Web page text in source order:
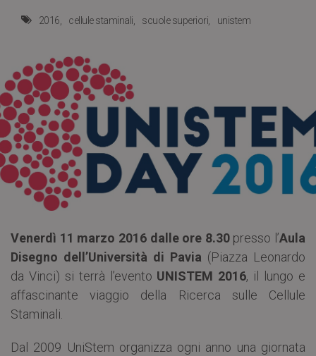
2016 cellule staminali scuole superiori unistem
Venerdì 11 marzo 2016 dalle ore 8.30presso l’Aula
Disegno dell’Università di Pavia (Piazza Leonardo
da Vinci) si terrà l’evento UNISTEM 2016, il lungo e
affascinante viaggio della Ricerca sulle Cellule
Staminali.
Dal 2009 UniStem organizza ogni anno una giornata